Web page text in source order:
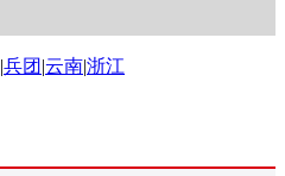
|兵团 |云南|浙江